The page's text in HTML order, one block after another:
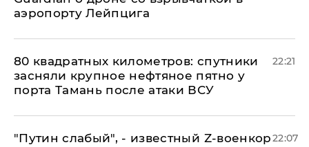
аэропорту Лейпцига
80 квадратных километров: спутники
засняли крупное нефтяное пятно у
порта Тамань после атаки ВСУ
22:21
​"Путин слабый", - известный Z-военкор22:07